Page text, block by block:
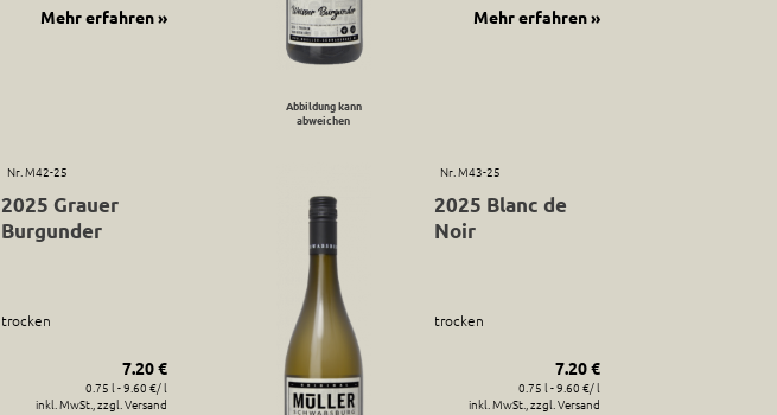
Mehr erfahren »
Abbildung kann
abweichen
Mehr erfahren »
Nr. M42-25
2025 Grauer
Burgunder
trocken
7.20 €
0.75 l - 9.60 €/ l
inkl. MwSt., zzgl. Versand
Nr. M43-25
2025 Blanc de
Noir
trocken
7.20 €
0.75 l - 9.60 €/ l
inkl. MwSt., zzgl. Versand